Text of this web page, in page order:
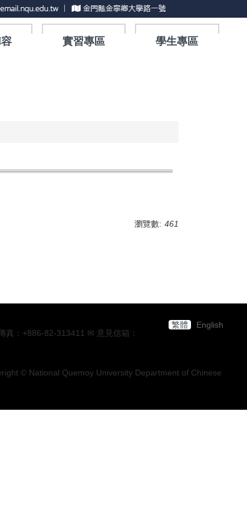
實習專區 學生專區
瀏覽數: 461
繁體
English
82-313411 ✉ 意見信箱：
© National Quemoy University Department of Chinese